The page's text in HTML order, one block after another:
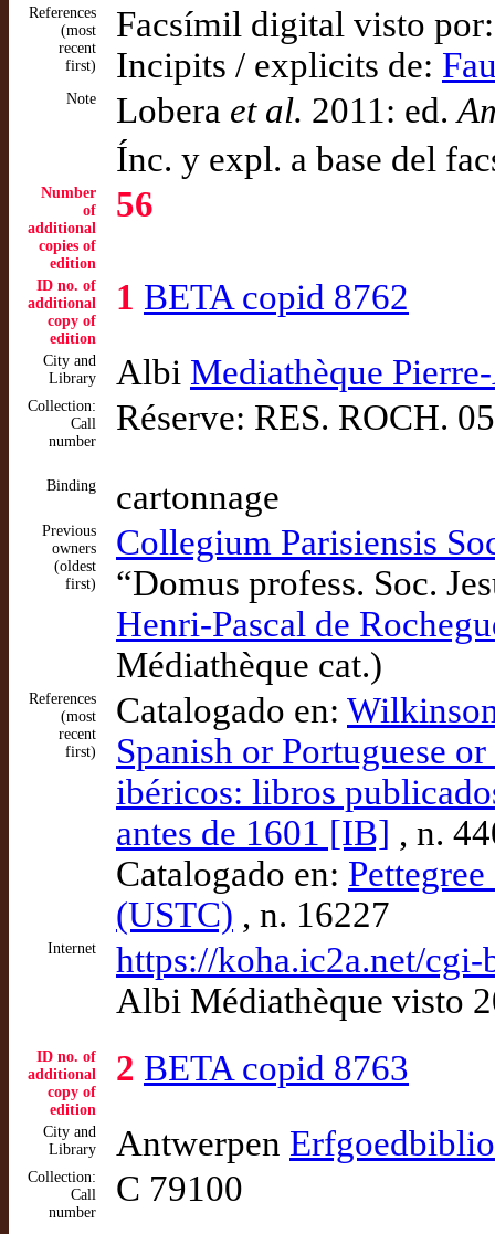
References
(most
recent
first)
Facsímil digital visto
Incipits / explicits de:
Note Lobera et al. 2011: ed.
Ínc. y expl. a base del
Number
of
additional
copies of
edition
56
ID no. of
additional
copy of
edition
1 BETA copid 8762
City and
Library
Albi Mediathèque
Collection:
Call
number
Réserve: RES. ROCH.
Binding cartonnage
Previous
owners
(oldest
first)
Collegium Parisiensis
“Domus profess. Soc.
Henri-Pascal de
Médiathèque cat.)
References
(most
recent
first)
Catalogado en:
Spanish or Portuguese
ibéricos: libros
antes de 1601 [IB] , n.
Catalogado en:
(USTC) , n. 16227
Internet
https://koha.ic2a.net/
Albi Médiathèque visto
ID no. of
additional
copy of
edition
2 BETA copid 8763
City and
Library
Antwerpen
Collection:
Call
number
C 79100